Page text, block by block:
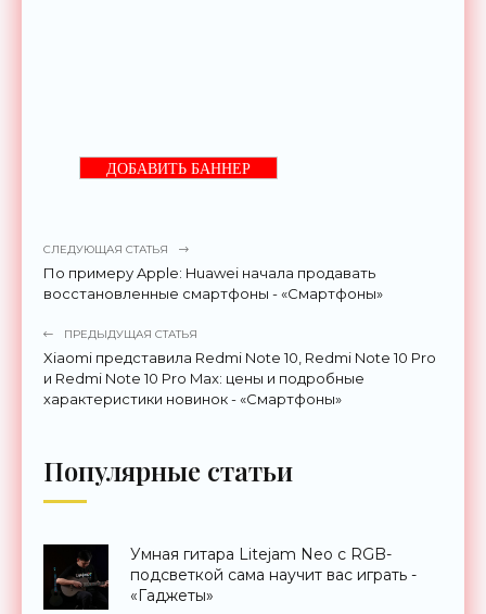
ДОБАВИТЬ БАННЕР
СЛЕДУЮЩАЯ СТАТЬЯ
По примеру Apple: Huawei начала продавать
восстановленные смартфоны - «Смартфоны»
ПРЕДЫДУЩАЯ СТАТЬЯ
Xiaomi представила Redmi Note 10, Redmi Note 10 Pro
и Redmi Note 10 Pro Max: цены и подробные
характеристики новинок - «Смартфоны»
Популярные статьи
Умная гитара Litejam Neo с RGB-
подсветкой сама научит вас играть -
«Гаджеты»